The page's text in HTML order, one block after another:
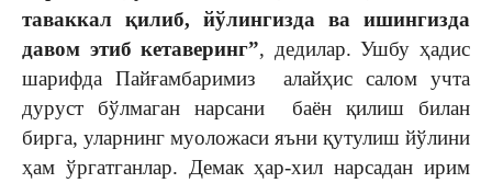
таваккал қилиб, йўлингизда ва ишингизда
давом этиб кетаверинг”, дедилар. Ушбу ҳадис
шарифда Пайғамбаримиз алайҳис салом учта
дуруст бўлмаган нарсани баён қилиш билан
бирга, уларнинг муоложаси яъни қутулиш йўлини
ҳам ўргатганлар. Демак ҳар-хил нарсадан ирим